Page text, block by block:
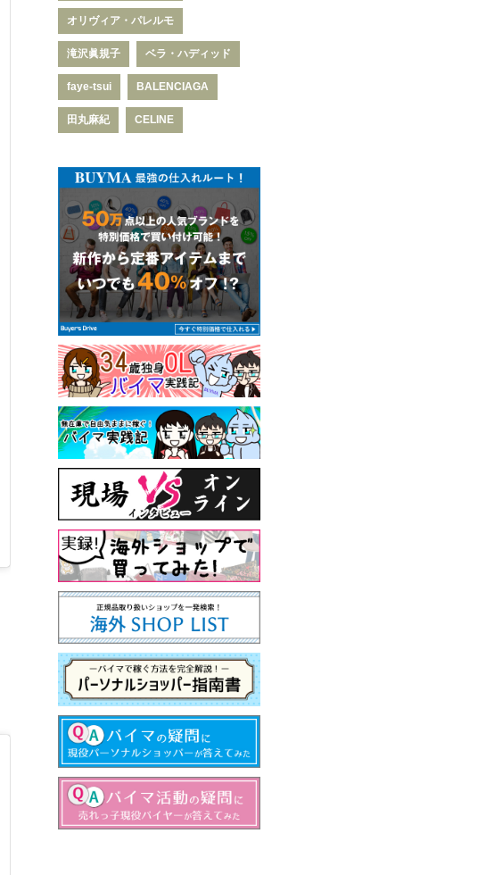
オリヴィア・パレルモ
滝沢眞規子 ベラ・ハディッド
faye-tsui BALENCIAGA
田丸麻紀 CELINE